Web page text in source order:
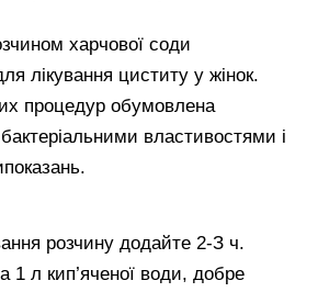
харчової соди
лікування циститу у жінок.
процедур обумовлена
властивостями і
розчину додайте 2-З ч.
1 л кип’яченої води, добре